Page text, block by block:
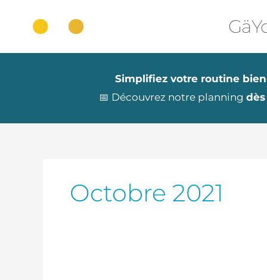
contenu
Simplifiez votre routine
📅 Découvrez notre planning
Octobre 2021